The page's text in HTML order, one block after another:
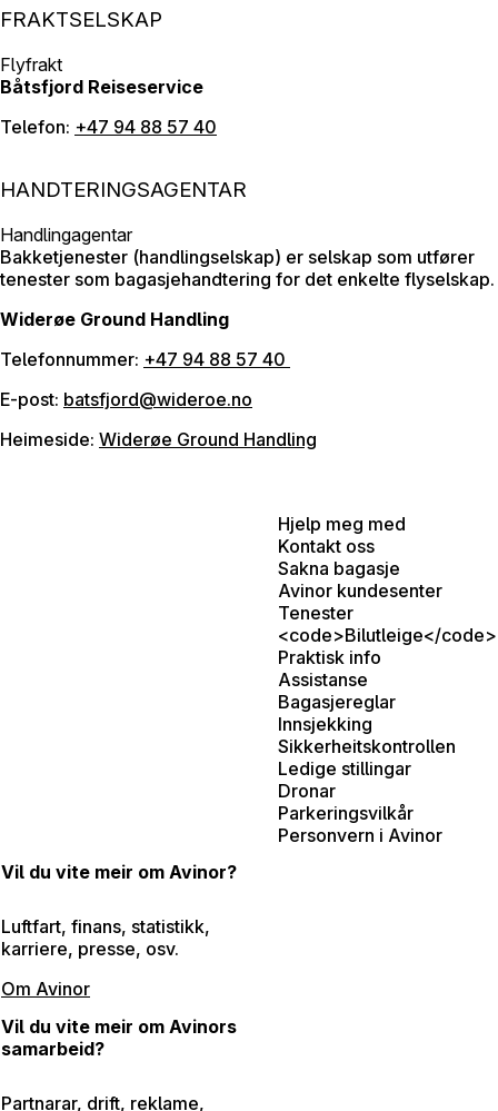
FRAKTSELSKAP
Flyfrakt
Båtsfjord Reiseservice
Telefon: +47 94 88 57 40
HANDTERINGSAGENTAR
Handlingagentar
Bakketjenester (handlingselskap) er selskap som utfører
tenester som bagasjehandtering for det enkelte flyselskap.
Widerøe Ground Handling
Telefonnummer: +47 94 88 57 40
E-post: batsfjord@wideroe.no
Heimeside: Widerøe Ground Handling
Hjelp meg med
Kontakt oss
Sakna bagasje
Avinor kundesenter
Tenester
<code>Bilutleige</code>
Praktisk info
Assistanse
Bagasjereglar
Innsjekking
Sikkerheitskontrollen
Ledige stillingar
Dronar
Parkeringsvilkår
Personvern i Avinor
Vil du vite meir om Avinor?
Luftfart, finans, statistikk,
karriere, presse, osv.
Om Avinor
Vil du vite meir om Avinors
samarbeid?
Partnarar, drift, reklame,